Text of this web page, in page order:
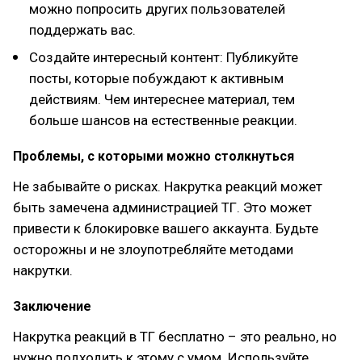
можно попросить других пользователей
поддержать вас.
Создайте интересный контент: Публикуйте
посты, которые побуждают к активным
действиям. Чем интереснее материал, тем
больше шансов на естественные реакции.
Проблемы, с которыми можно столкнуться
Не забывайте о рисках. Накрутка реакций может
быть замечена администрацией ТГ. Это может
привести к блокировке вашего аккаунта. Будьте
осторожны и не злоупотребляйте методами
накрутки.
Заключение
Накрутка реакций в ТГ бесплатно – это реально, но